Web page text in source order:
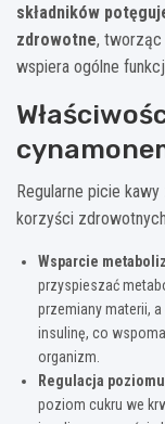
składników
zdrowotne, tworząc
wspiera ogólne
Regularne picie
korzyści
Wsparcie
przyspieszać
przemiany materii,
insulinę, co
organizm.
Regulacja
poziom cukru we